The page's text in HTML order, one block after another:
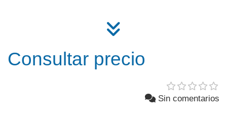
Consultar precio
Sin comentarios